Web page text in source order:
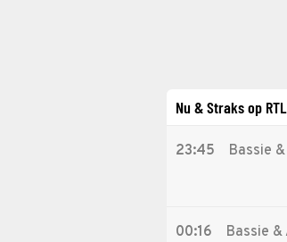
Nu & Straks op
23:45 Bassie
00:16 Bassie &